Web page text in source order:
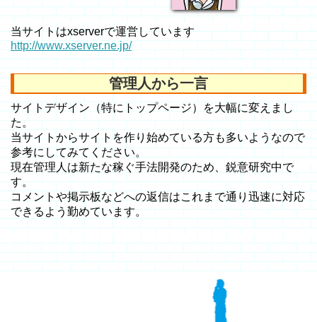
当サイトはxserverで運営しています
http://www.xserver.ne.jp/
管理人から一言
サイトデザイン（特にトップページ）を大幅に変えまし
た。
当サイトからサイトを作り始めている方も多いようなので
参考にしてみてください。
現在管理人は新たな稼ぐ手法開発のため、鋭意研究中で
す。
コメントや掲示板などへの返信はこれまで通り迅速に対応
できるよう勤めています。